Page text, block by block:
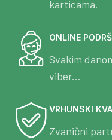
karticama.
ONLINE
Svakim
viber...
VRHUNSKI
Zvanični